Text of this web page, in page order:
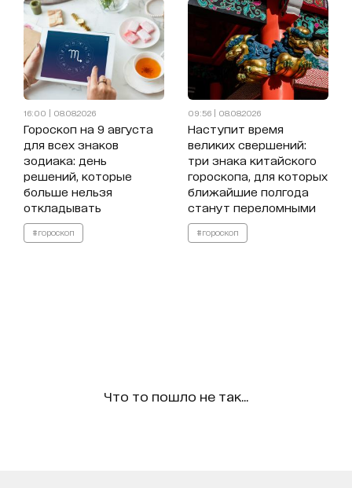
16:00 | 08.08.2026
Гороскоп на 9 августа
для всех знаков
зодиака: день
решений, которые
больше нельзя
откладывать
#гороскоп
09:56 | 08.08.2026
Наступит время
великих свершений:
три знака китайского
гороскопа, для которых
ближайшие полгода
станут переломными
#гороскоп
Что то пошло не так...